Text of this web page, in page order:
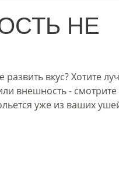
НЕ
развить вкус? Хотите
внешность -
уже из ваших